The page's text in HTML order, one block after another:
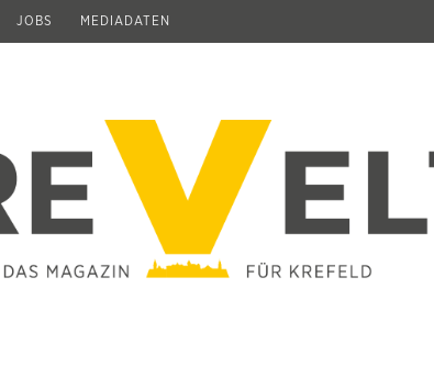
JOBS MEDIADATEN